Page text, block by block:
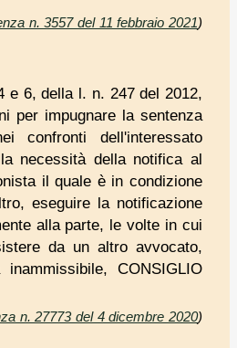
n. 3557 del 11 febbraio 2021)
e 6, della l. n. 247 del 2012,
per impugnare la sentenza
confronti dell'interessato
necessità della notifica al
il quale è in condizione
eseguire la notificazione
alla parte, le volte in cui
da un altro avvocato,
CONSIGLIO
n. 27773 del 4 dicembre 2020)